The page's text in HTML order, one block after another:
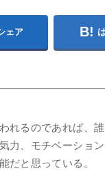
ェア
れるのであれば、
力、モチベーショ
だと思っている。